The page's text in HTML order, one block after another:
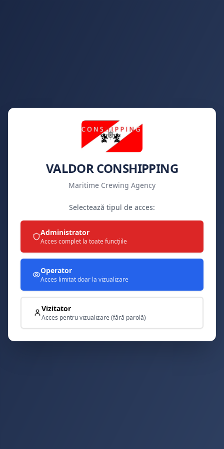
VALDOR CONSHIPPING
Maritime Crewing Agency
Selectează tipul de acces:
Administrator
Acces complet la toate funcțiile
Operator
Acces limitat doar la vizualizare
Vizitator
Acces pentru vizualizare (fără parolă)